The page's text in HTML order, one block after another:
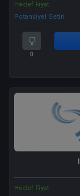
Hedef Fiyat
Potansiyel Getiri
0
Hedef Fiyat